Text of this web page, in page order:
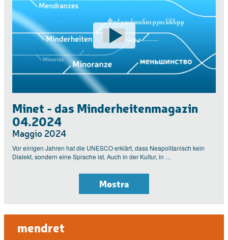
Minet - das Minderheitenmagazin
04.2024
Maggio 2024
Vor einigen Jahren hat die UNESCO erklärt, dass Neapolitanisch kein
Dialekt, sondern eine Sprache ist. Auch in der Kultur, in …
Mostra
mendret